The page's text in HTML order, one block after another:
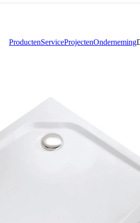
ProductenServiceProjectenOnderneming